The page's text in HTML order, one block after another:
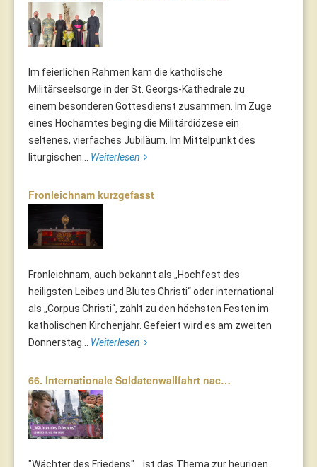
Im feierlichen Rahmen kam die katholische
Militärseelsorge in der St. Georgs-Kathedrale zu
einem besonderen Gottesdienst zusammen. Im Zuge
eines Hochamtes beging die Militärdiözese ein
seltenes, vierfaches Jubiläum. Im Mittelpunkt des
liturgischen... Weiterlesen
Fronleichnam kurzgefasst
Fronleichnam, auch bekannt als „Hochfest des
heiligsten Leibes und Blutes Christi“ oder international
als „Corpus Christi“, zählt zu den höchsten Festen im
katholischen Kirchenjahr. Gefeiert wird es am zweiten
Donnerstag... Weiterlesen
66. Internationale Soldatenwallfahrt nac…
"Wächter des Friedens"... ist das Thema zur heurigen